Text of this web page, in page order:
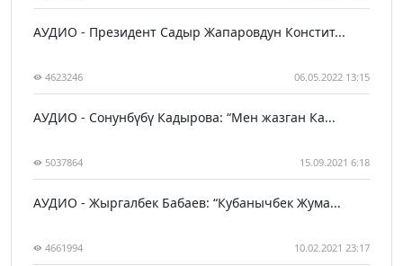
АУДИО - Президент Садыр Жапаровдун Констит...
4623246 06.05.2022 13:15
АУДИО - Сонунбүбү Кадырова: “Мен жазган Ка...
5037864 15.09.2021 6:18
АУДИО - Жыргалбек Бабаев: “Кубанычбек Жума...
4661994 10.02.2021 23:17